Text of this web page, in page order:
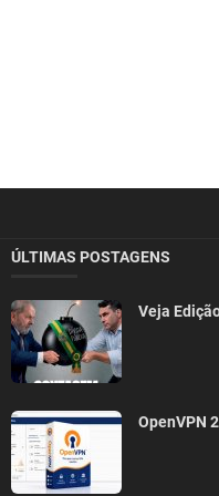
ÚLTIMAS POSTAGENS
Veja
OpenVPN